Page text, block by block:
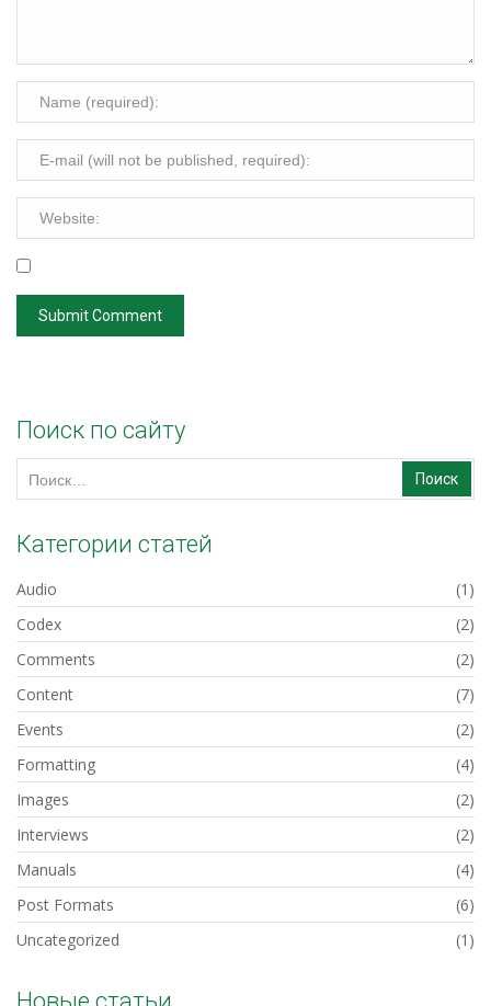
Поиск по сайту
Категории статей
Audio
(1)
Codex
(2)
Comments
(2)
Content
(7)
Events
(2)
Formatting
(4)
Images
(2)
Interviews
(2)
Manuals
(4)
Post Formats
(6)
Uncategorized
(1)